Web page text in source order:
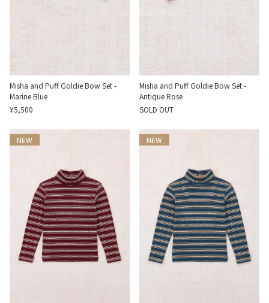
Misha and Puff Goldie Bow Set -
Marine Blue
¥5,500
Misha and Puff Goldie Bow Set -
Antique Rose
SOLD OUT
NEW NEW